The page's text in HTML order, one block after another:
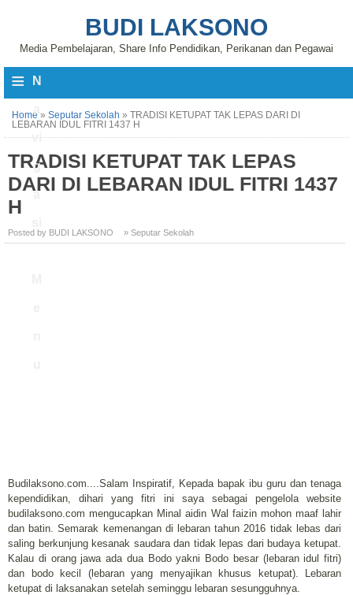
BUDI LAKSONO
Media Pembelajaran, Share Info Pendidikan, Perikanan dan Pegawai
≡ N
vi
g
a
Home » Seputar Sekolah » TRADISI KETUPAT TAK LEPAS DARI DI
LEBARAN IDUL FITRI 1437 H
TRADISI KETUPAT TAK LEPAS
DARI DI LEBARAN IDUL FITRI 1437
H
Posted by BUDI LAKSONO » Seputar Sekolah
Budilaksono.com....Salam Inspiratif, Kepada bapak ibu guru dan tenaga
kependidikan, dihari yang fitri ini saya sebagai pengelola website
budilaksono.com mengucapkan Minal aidin Wal faizin mohon maaf lahir
dan batin. Semarak kemenangan di lebaran tahun 2016 tidak lebas dari
saling berkunjung kesanak saudara dan tidak lepas dari budaya ketupat.
Kalau di orang jawa ada dua Bodo yakni Bodo besar (lebaran idul fitri)
dan bodo kecil (lebaran yang menyajikan khusus ketupat). Lebaran
ketupat di laksanakan setelah seminggu lebaran sesungguhnya.